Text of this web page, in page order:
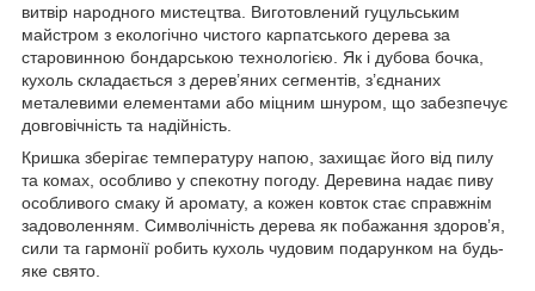
витвір народного мистецтва. Виготовлений гуцульським
майстром з екологічно чистого карпатського дерева за
старовинною бондарською технологією. Як і дубова бочка,
кухоль складається з дерев’яних сегментів, з’єднаних
металевими елементами або міцним шнуром, що забезпечує
довговічність та надійність.
Кришка зберігає температуру напою, захищає його від пилу
та комах, особливо у спекотну погоду. Деревина надає пиву
особливого смаку й аромату, а кожен ковток стає справжнім
задоволенням. Символічність дерева як побажання здоров’я,
сили та гармонії робить кухоль чудовим подарунком на будь-
яке свято.